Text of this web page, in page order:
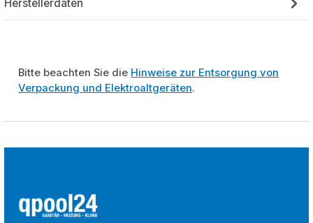
Herstellerdaten
Bitte beachten Sie die Hinweise zur Entsorgung von
Verpackung und Elektroaltgeräten.